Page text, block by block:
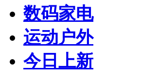
数码家电
运动户外
今日上新